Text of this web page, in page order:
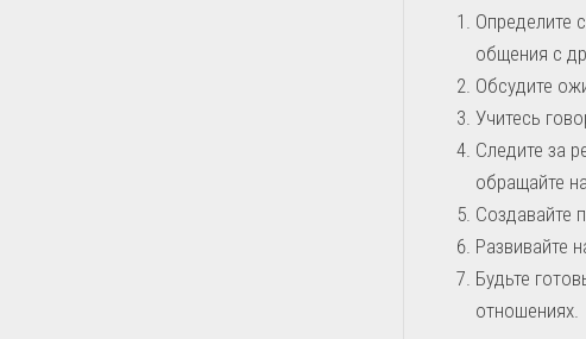
Определите
общения с
Обсудите
Учитесь
Следите за
обращайте
Создавайте
Развивайте
Будьте
отношениях.